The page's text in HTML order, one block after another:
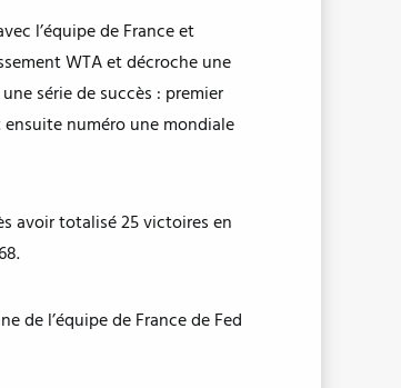
l’équipe de France et
WTA et décroche une
série de succès : premier
numéro une mondiale
avoir totalisé 25 victoires en
de l’équipe de France de Fed